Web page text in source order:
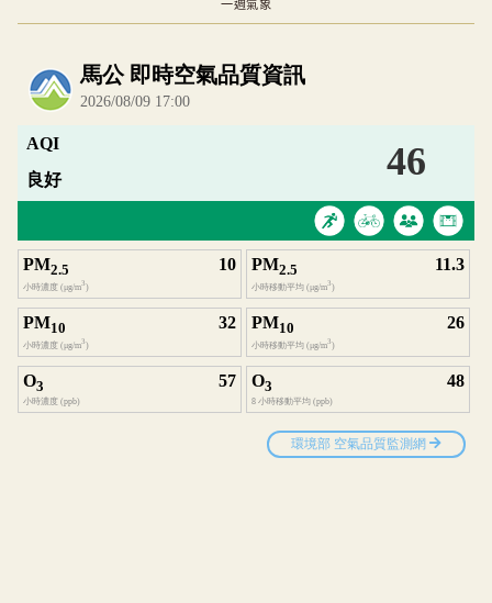
一週氣象
內嵌空氣品質小工具為視覺預覽，完整即時空